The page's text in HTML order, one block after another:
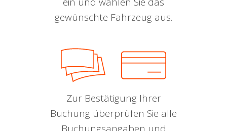
gewünschte Fahrzeug aus.
Zur Bestätigung Ihrer
Buchung überprüfen Sie alle